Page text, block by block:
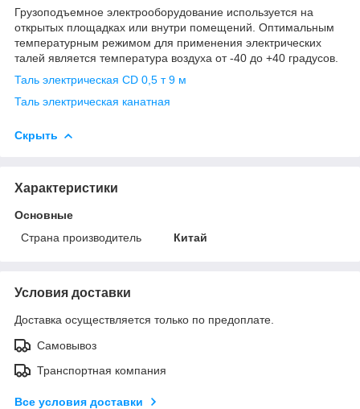
Грузоподъемное электрооборудование используется на
открытых площадках или внутри помещений. Оптимальным
температурным режимом для применения электрических
талей является температура воздуха от -40 до +40 градусов.
Таль электрическая CD 0,5 т 9 м
Таль электрическая канатная
Скрыть
Характеристики
Основные
Страна производитель
Китай
Условия доставки
Доставка осуществляется только по предоплате.
Самовывоз
Транспортная компания
Все условия доставки